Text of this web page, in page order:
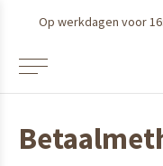
Op werkdagen voor